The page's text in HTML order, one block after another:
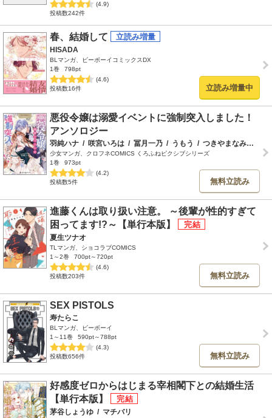
(4.9)
投稿数242件
春、結婚して
HISADA
BLマンガ、ビーボーイコミックスDX
1巻
798pt
(4.6)
投稿数16件
立読み増量中
悪役令嬢は溺愛イベントに強制突入しました！
アンソロジー
羽純ハナ / 咲宮いろは / 冨月一乃 / うもう / つきやまなみき
少女マンガ、クロフネCOMICS くろふねピクシブシリーズ
1巻
973pt
(4.2)
投稿数5件
無料立読み
進藤くんは取り扱い注意。 ～後輩が性的すぎて
困ってます!?～【単行本版】
夏生ツナオ
TLマンガ、ショコラブCOMICS
1～2巻
700pt～720pt
(4.6)
投稿数203件
無料立読み
SEX PISTOLS
寿たらこ
BLマンガ、ビーボーイ
1～11巻
590pt～788pt
(4.3)
投稿数656件
無料立読み
好感度ゼロからはじまる宰相閣下との結婚生活
【単行本版】
茅谷しょうゆ / マチバリ